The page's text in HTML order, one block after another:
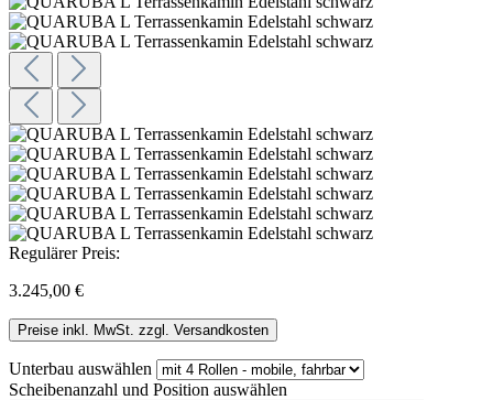
Regulärer Preis:
3.245,00 €
Preise inkl. MwSt. zzgl. Versandkosten
Unterbau auswählen
Scheibenanzahl und Position auswählen